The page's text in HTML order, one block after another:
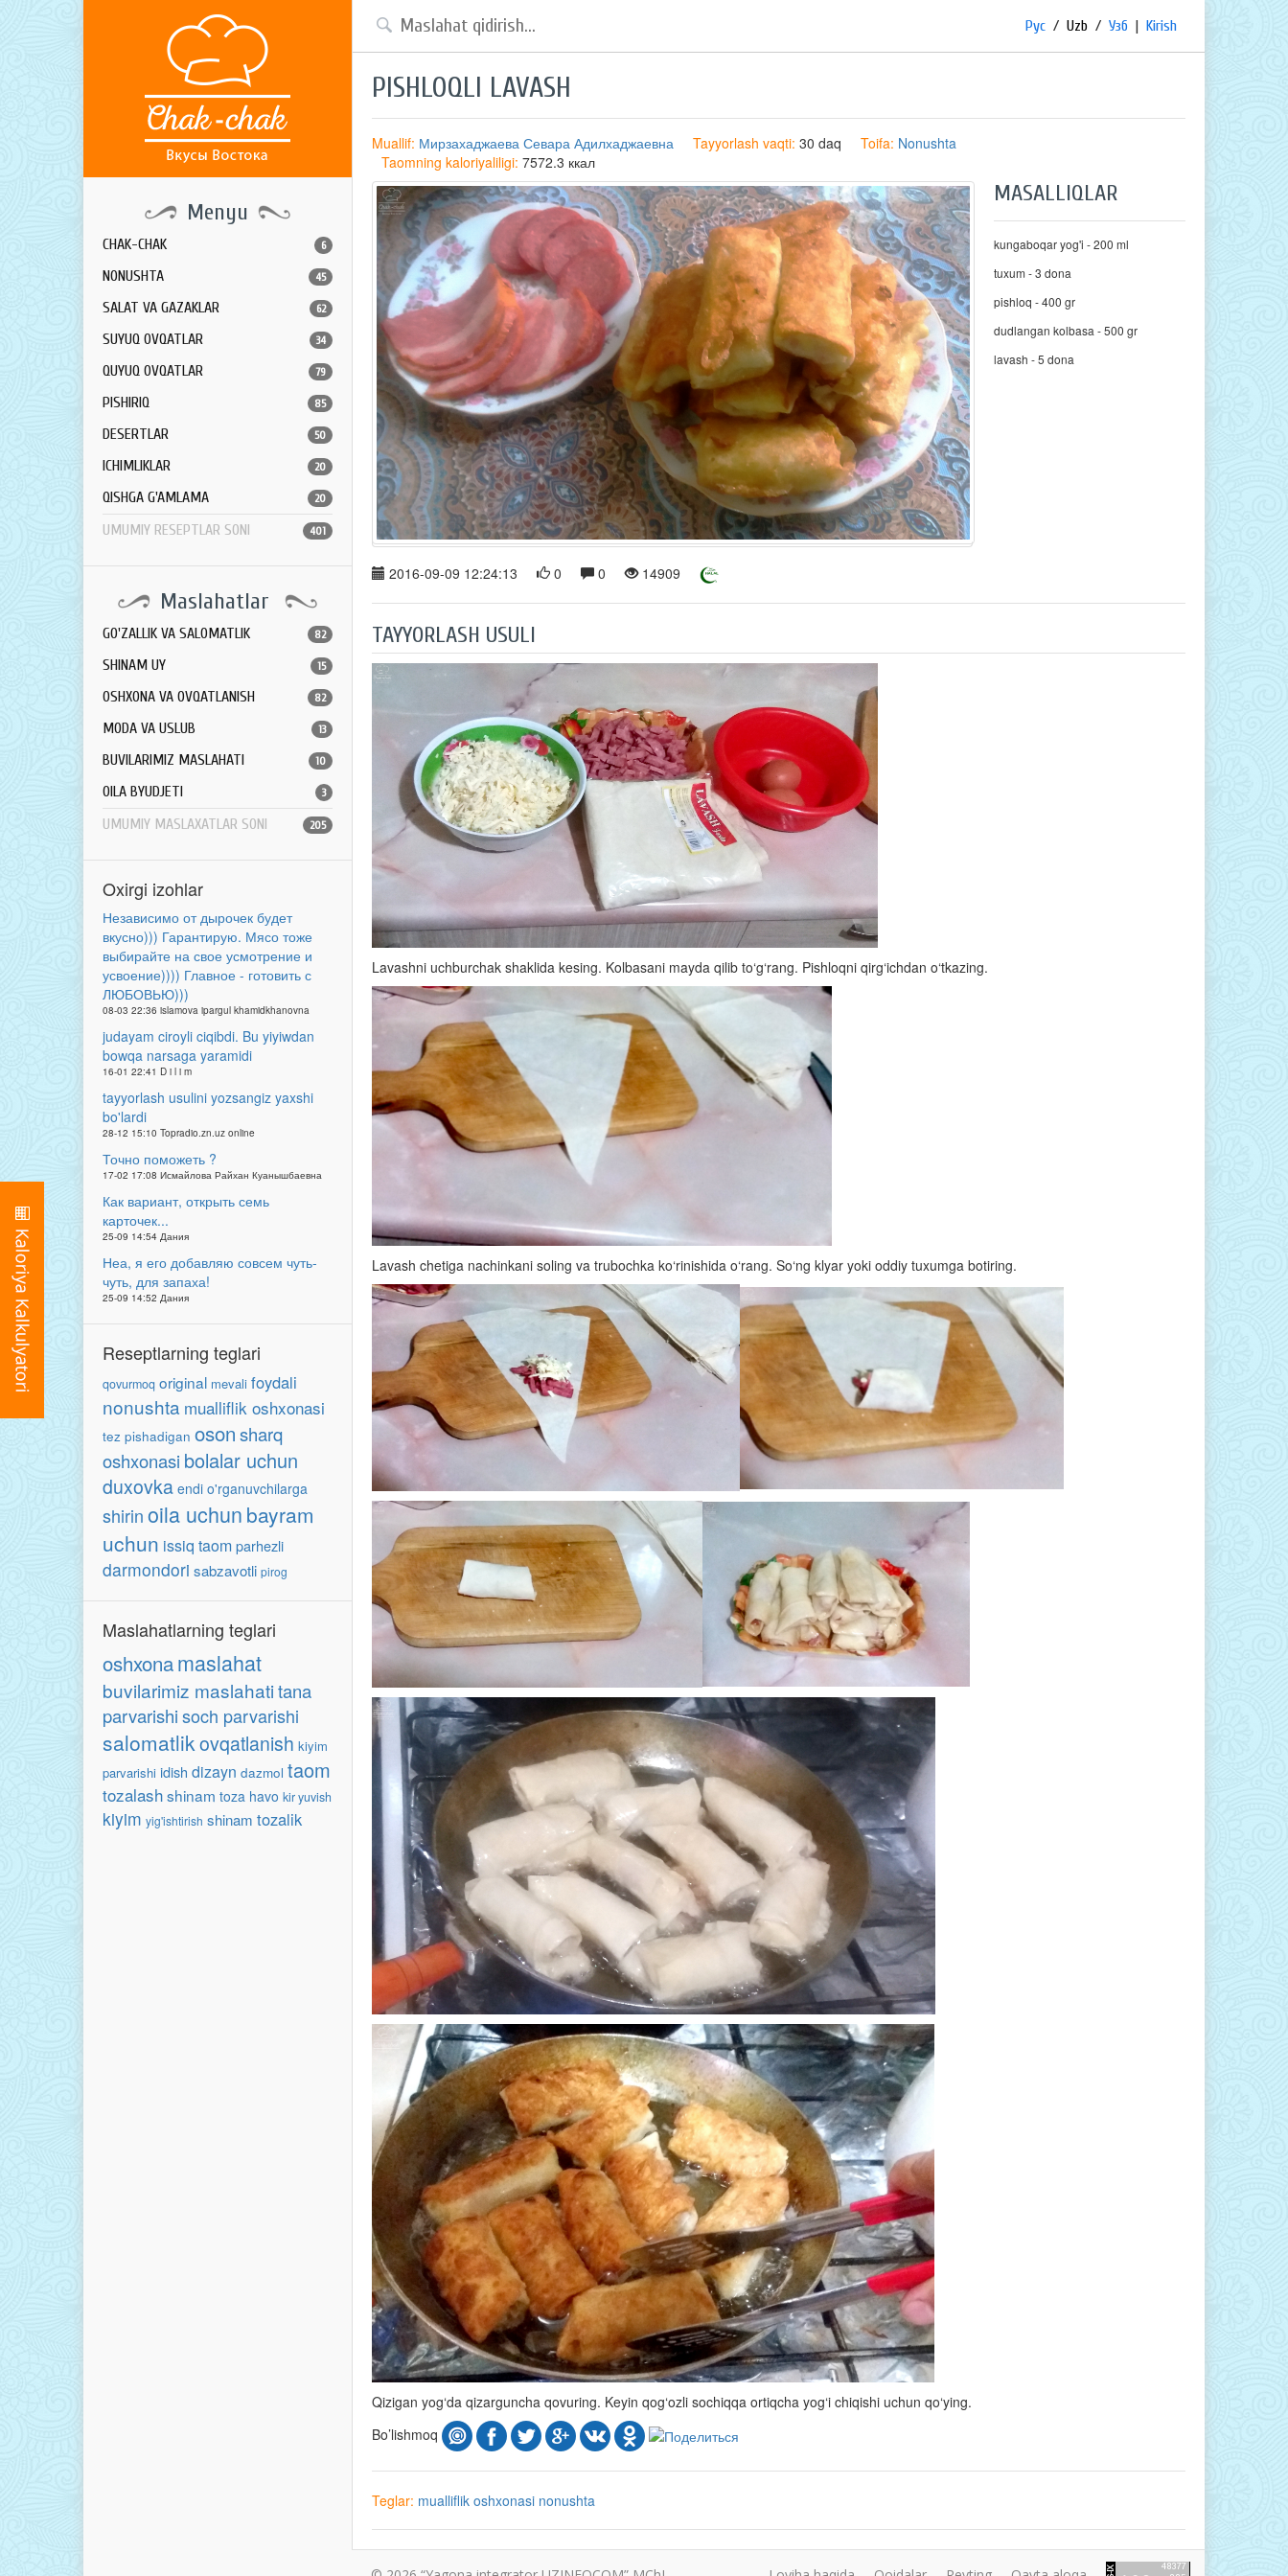
Menyu
CHAK-CHAK 6
NONUSHTA 45
SALAT VA GAZAKLAR 62
SUYUQ OVQATLAR 34
QUYUQ OVQATLAR 79
PISHIRIQ 85
DESERTLAR 50
ICHIMLIKLAR 20
QISHGA G'AMLAMA 20
UMUMIY RESEPTLAR SONI 401
Maslahatlar
GO'ZALLIK VA SALOMATLIK 82
SHINAM UY 15
OSHXONA VA OVQATLANISH 82
MODA VA USLUB 13
BUVILARIMIZ MASLAHATI 10
OILA BYUDJETI 3
UMUMIY MASLAXATLAR SONI 205
Oxirgi izohlar
Независимо от дырочек будет
вкусно))) Гарантирую. Мясо тоже
выбирайте на свое усмотрение и
усвоение)))) Главное - готовить с
ЛЮБОВЬЮ)))
08-03 22:36 islamova ipargul khamidkhanovna
judayam ciroyli ciqibdi. Bu yiyiwdan
bowqa narsaga yaramidi
16-01 22:41 D i l i m
tayyorlash usulini yozsangiz yaxshi
bo'lardi
28-12 15:10 Topradio.zn.uz online
Точно поможеть ?
17-02 17:08 Исмайлова Райхан Куанышбаевна
Как вариант, открыть семь
карточек...
25-09 14:54 Дания
Неа, я его добавляю совсем чуть-
чуть, для запаха!
25-09 14:52 Дания
Reseptlarning teglari
qovurmoq original mevali foydali
nonushta mualliflik oshxonasi
tez pishadigan osonsharq
oshxonasi bolalar uchun
duxovka endi o'rganuvchilarga
shirinoila uchun bayram
uchun issiq taomparhezli
darmondori sabzavotli pirog
Maslahatlarning teglari
oshxonamaslahat
buvilarimiz maslahatitana
parvarishisoch parvarishi
salomatlikovqatlanish kiyim
parvarishi idish dizayn dazmol taom
tozalashshinam toza havo kir yuvish
kiyim yig'ishtirish shinam tozalik
Рус / Uzb / Узб | Kirish
PISHLOQLI LAVASH
Muallif: Мирзахаджаева Севара Адилхаджаевна Tayyorlash vaqti: 30 daq Toifa: Nonushta
Taomning kaloriyaliligi: 7572.3 ккал
2016-09-09 12:24:13 0 0 14909
MASALLIQLAR
kungaboqar yog'i - 200 ml
tuxum - 3 dona
pishloq - 400 gr
dudlangan kolbasa - 500 gr
lavash - 5 dona
TAYYORLASH USULI
Lavashni uchburchak shaklida kesing. Kolbasani mayda qilib to‘g‘rang. Pishloqni qirg‘ichdan o‘tkazing.
Lavash chetiga nachinkani soling va trubochka ko‘rinishida o‘rang. So‘ng klyar yoki oddiy tuxumga botiring.
Qizigan yog‘da qizarguncha qovuring. Keyin qog‘ozli sochiqqa ortiqcha yog‘i chiqishi uchun qo‘ying.
Bo’lishmoq
Teglar: mualliflik oshxonasi nonushta